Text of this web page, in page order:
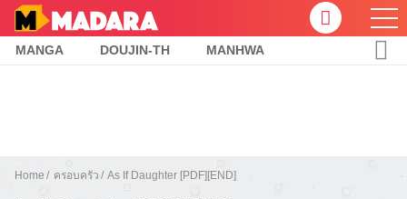
MANGA DOUJIN-TH MANHWA
Home ครอบครัว As If Daughter [PDF][END]